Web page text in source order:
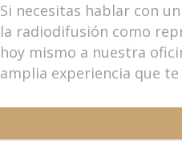
Si necesitas hablar con
la radiodifusión como
hoy mismo a nuestra
amplia experiencia que